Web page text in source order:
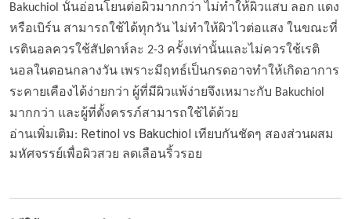
Bakuchiol นั้นอ่อนโยนต่อผิวมากกว่า ไม่ทำให้ผิวแสบ ลอก แดง
หรือเบิร์น สามารถใช้ได้ทุกวัน ไม่ทำให้ผิวไวต่อแสง ในขณะที่
เรตินอลควรใช้สัปดาห์ละ 2-3 ครั้งเท่านั้นและไม่ควรใช้เรติ
นอลในตอนกลางวัน เพราะมีฤทธ์เป็นกรดอาจทำให้เกิดอาการ
ระคายเคืองได้ง่ายกว่า ผู้ที่มีผิวแพ้ง่ายจึงเหมาะกับ Bakuchiol
มากกว่า และผู้ที่ตั้งครรภ์สามารถใช้ได้ด้วย
อ่านเพิ่มเติม: Retinol vs Bakuchiol เทียบกันชัดๆ สองส่วนผสม
มหัศจรรย์เพื่อผิวสวย ลดเลือนริ้วรอย